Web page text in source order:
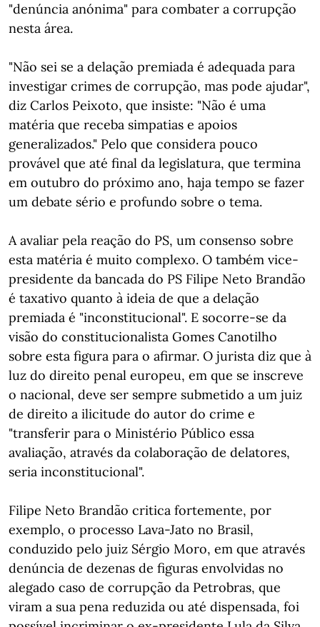
"denúncia anónima" para combater a corrupção
nesta área.
"Não sei se a delação premiada é adequada para
investigar crimes de corrupção, mas pode ajudar",
diz Carlos Peixoto, que insiste: "Não é uma
matéria que receba simpatias e apoios
generalizados." Pelo que considera pouco
provável que até final da legislatura, que termina
em outubro do próximo ano, haja tempo se fazer
um debate sério e profundo sobre o tema.
A avaliar pela reação do PS, um consenso sobre
esta matéria é muito complexo. O também vice-
presidente da bancada do PS Filipe Neto Brandão
é taxativo quanto à ideia de que a delação
premiada é "inconstitucional". E socorre-se da
visão do constitucionalista Gomes Canotilho
sobre esta figura para o afirmar. O jurista diz que à
luz do direito penal europeu, em que se inscreve
o nacional, deve ser sempre submetido a um juiz
de direito a ilicitude do autor do crime e
"transferir para o Ministério Público essa
avaliação, através da colaboração de delatores,
seria inconstitucional".
Filipe Neto Brandão critica fortemente, por
exemplo, o processo Lava-Jato no Brasil,
conduzido pelo juiz Sérgio Moro, em que através
denúncia de dezenas de figuras envolvidas no
alegado caso de corrupção da Petrobras, que
viram a sua pena reduzida ou até dispensada, foi